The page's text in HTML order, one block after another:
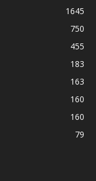
1645
750
455
183
163
160
160
79